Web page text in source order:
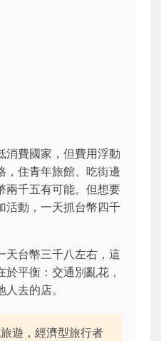
消費國家，但費用浮動
，住青年旅館、吃街邊
兩千五有可能。但想要
活動，一天抓台幣四千
天台幣三千八左右，這
平衡：交通別亂花，
去的店。
遊，經濟型旅行者